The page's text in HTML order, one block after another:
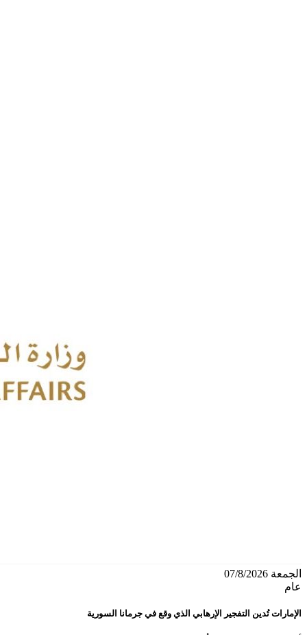
الجمعة 07/8/2026
عام
الإمارات تُدين التفجير الإرهابي الذي وقع في جرمانا السورية